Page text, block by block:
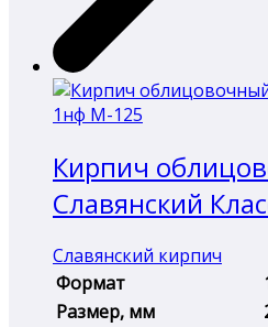
Кирпич
Славянский
Славянский кирпич
Формат
Размер, мм